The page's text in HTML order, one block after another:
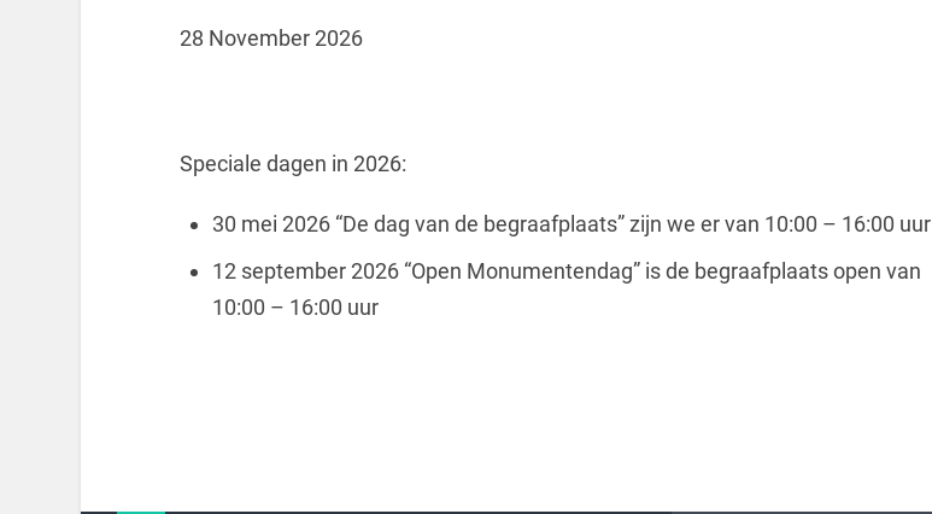
28 November 2026
Speciale dagen in 2026:
30 mei 2026 “De dag van de begraafplaats” zijn we er van 10:00 – 16:00 uur
12 september 2026 “Open Monumentendag” is de begraafplaats open van
10:00 – 16:00 uur